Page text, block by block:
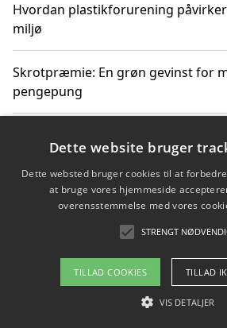
Hvordan plastikforurening
miljø
Skrotpræmie: En grøn gevinst for
pengepung
Hvordan blåfade med rist kan
plastik i havet
Spil kasinospil på et troværdigt
guide til sikker og sjov
Copyright 2026 -
Om / kontakt
Dette website bruger
Dette websted bruger cookies til at
at bruge vores hjemmeside
overensstemmelse med vores
STRENGT
TILLAD COOKIES TILLAD
VIS DETALJER